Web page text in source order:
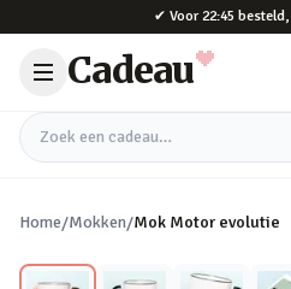
✔ Voor 22:45
Cadeau
Zoek een cadeau
Home/Mokken/Mok Motor evolutie